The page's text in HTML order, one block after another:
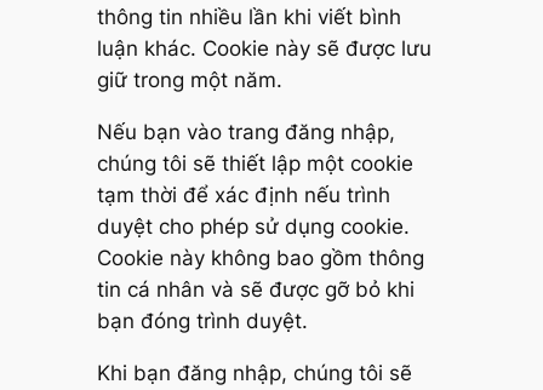
thông tin nhiều lần khi viết bình
luận khác. Cookie này sẽ được lưu
giữ trong một năm.
Nếu bạn vào trang đăng nhập,
chúng tôi sẽ thiết lập một cookie
tạm thời để xác định nếu trình
duyệt cho phép sử dụng cookie.
Cookie này không bao gồm thông
tin cá nhân và sẽ được gỡ bỏ khi
bạn đóng trình duyệt.
Khi bạn đăng nhập, chúng tôi sẽ